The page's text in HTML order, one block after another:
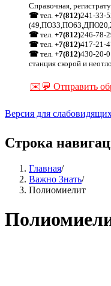
Справочная,
☎ тел. +7(812)241-33-
☎ тел. +7(812)246-
☎ тел. +7(812)417-
☎ тел. +7(812)430-20-
станция скорой и
✉️💬 Отправить
Версия для
Строка
Главная/
Важно Знать/
Полиомиелит